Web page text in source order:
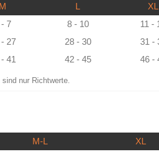
M L XL
nur Richtwerte.
7 8 - 10
11 -
27 28 - 30
31 -
41 42 - 45 46 -
M-L XL